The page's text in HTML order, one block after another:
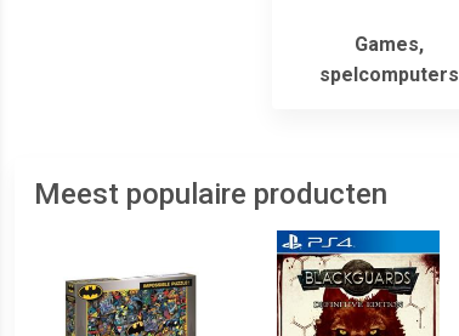
Games,
spelcomputers
Meest populaire producten